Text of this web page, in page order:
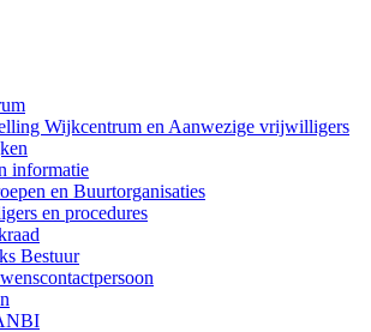
Wijkcentrum en Aanwezige vrijwilligers
informatie
en Buurtorganisaties
en procedures
Bestuur